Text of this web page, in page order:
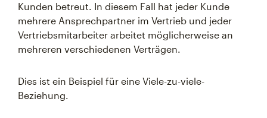
Kunden betreut. In diesem Fall hat jeder Kunde
mehrere Ansprechpartner im Vertrieb und jeder
Vertriebsmitarbeiter arbeitet möglicherweise an
mehreren verschiedenen Verträgen.
Dies ist ein Beispiel für eine Viele-zu-viele-
Beziehung.